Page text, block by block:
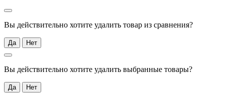
Вы действительно хотите удалить товар из сравнения?
Да Нет
Вы действительно хотите удалить выбранные товары?
Да Нет